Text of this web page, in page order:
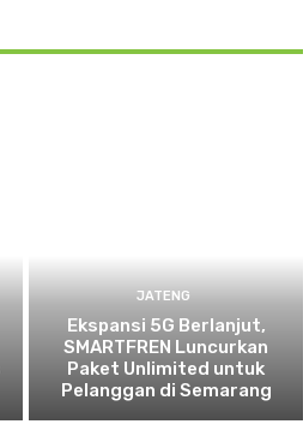
JATENG
Ekspansi 5G Berlanjut,
SMARTFREN Luncurkan
Paket Unlimited untuk
Pelanggan di Semarang